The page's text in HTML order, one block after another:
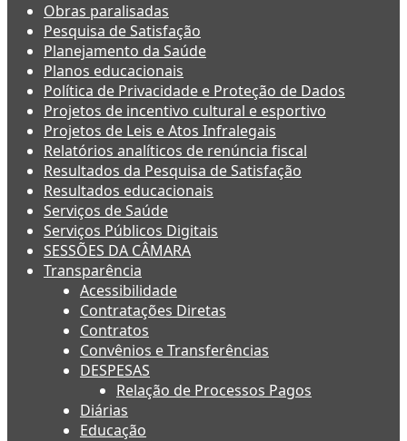
Obras paralisadas
Pesquisa de Satisfação
Planejamento da Saúde
Planos educacionais
Política de Privacidade e Proteção de Dados
Projetos de incentivo cultural e esportivo
Projetos de Leis e Atos Infralegais
Relatórios analíticos de renúncia fiscal
Resultados da Pesquisa de Satisfação
Resultados educacionais
Serviços de Saúde
Serviços Públicos Digitais
SESSÕES DA CÂMARA
Transparência
Acessibilidade
Contratações Diretas
Contratos
Convênios e Transferências
DESPESAS
Relação de Processos Pagos
Diárias
Educação